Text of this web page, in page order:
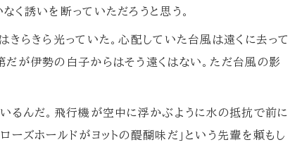
く誘いを断っていただろうと思う。
きらきら光っていた。心配していた台風は遠くに去って
だが伊勢の白子からはそう遠くはない。ただ台風の影
いるんだ。飛行機が空中に浮かぶように水の抵抗で前に
ーズホールドがヨットの醍醐味だ」という先輩を頼もし